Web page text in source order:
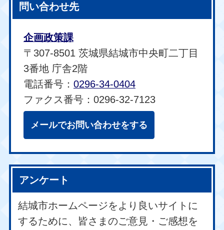
問い合わせ先
企画政策課
〒307-8501 茨城県結城市中央町二丁目
3番地 庁舎2階
電話番号： 0296-34-0404
ファクス番号：0296-32-7123
メールでお問い合わせをする
アンケート
結城市ホームページをより良いサイトに
するために、皆さまのご意見・ご感想を